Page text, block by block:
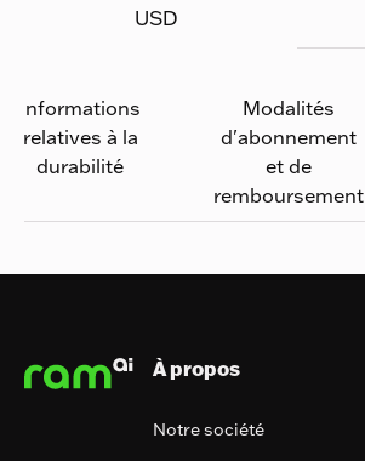
USD
Informations
relatives à la
durabilité
Modalités
d'abonnement
et de
remboursement
À propos
Notre société